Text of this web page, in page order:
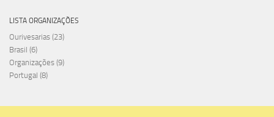
LISTA ORGANIZAÇÕES
Ourivesarias (23)
Brasil (6)
Organizações (9)
Portugal (8)